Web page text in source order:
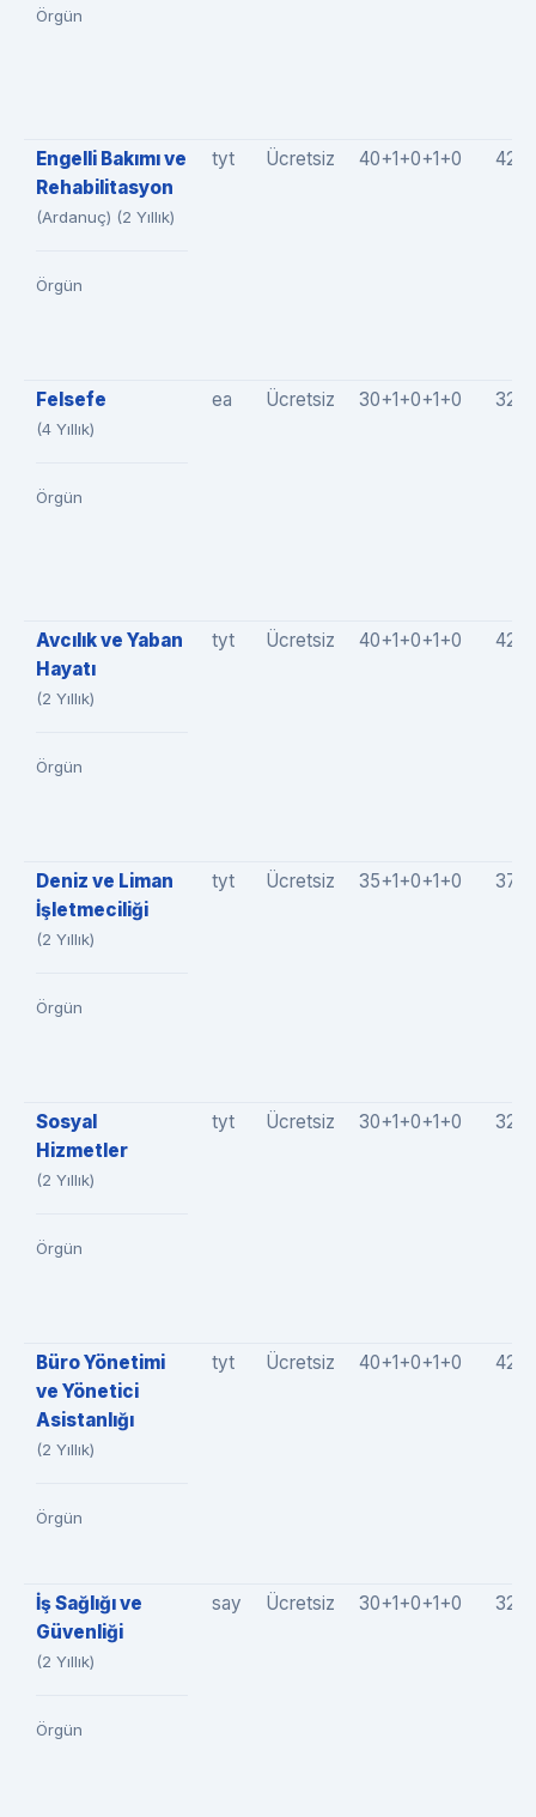
Örgün
Engelli Bakımı ve
Rehabilitasyon
(Ardanuç) (2 Yıllık)
Örgün
tyt Ücretsiz 40+1+0+1+0
Felsefe
(4 Yıllık)
Örgün
ea Ücretsiz 30+1+0+1+0
Avcılık ve Yaban
Hayatı
(2 Yıllık)
Örgün
tyt Ücretsiz 40+1+0+1+0
Deniz ve Liman
İşletmeciliği
(2 Yıllık)
Örgün
tyt Ücretsiz 35+1+0+1+0
Sosyal
Hizmetler
(2 Yıllık)
Örgün
tyt Ücretsiz 30+1+0+1+0
Büro Yönetimi
ve Yönetici
Asistanlığı
(2 Yıllık)
Örgün
tyt Ücretsiz 40+1+0+1+0
İş Sağlığı ve
Güvenliği
(2 Yıllık)
Örgün
say Ücretsiz 30+1+0+1+0